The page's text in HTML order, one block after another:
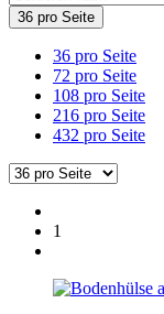
36 pro Seite
36 pro Seite
72 pro Seite
108 pro Seite
216 pro Seite
432 pro Seite
1